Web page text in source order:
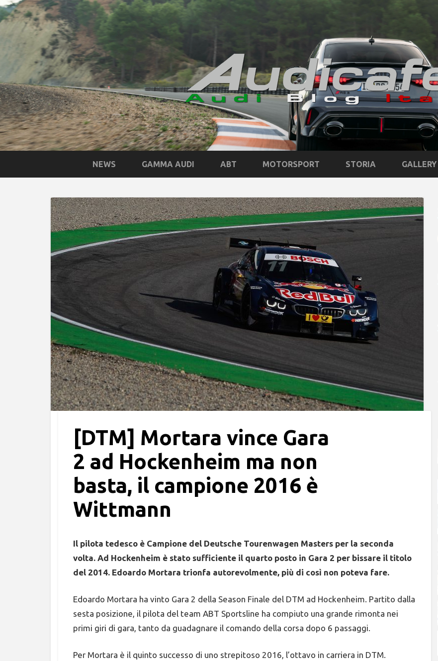
NEWS GAMMA AUDI ABT MOTORSPORT STORIA GALLERY
[DTM] Mortara vince Gara
2 ad Hockenheim ma non
basta, il campione 2016 è
Wittmann
Il pilota tedesco è Campione del Deutsche Tourenwagen Masters per la seconda
volta. Ad Hockenheim è stato sufficiente il quarto posto in Gara 2 per bissare il titolo
del 2014. Edoardo Mortara trionfa autorevolmente, più di così non poteva fare.
Edoardo Mortara ha vinto Gara 2 della Season Finale del DTM ad Hockenheim. Partito dalla
sesta posizione, il pilota del team ABT Sportsline ha compiuto una grande rimonta nei
primi giri di gara, tanto da guadagnare il comando della corsa dopo 6 passaggi.
Per Mortara è il quinto successo di uno strepitoso 2016, l’ottavo in carriera in DTM.